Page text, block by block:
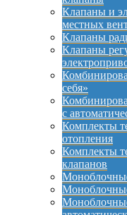
Клапаны и
местных
Клапаны
Клапаны
себя»
с
Комплекты
отопления
Комплекты
клапанов